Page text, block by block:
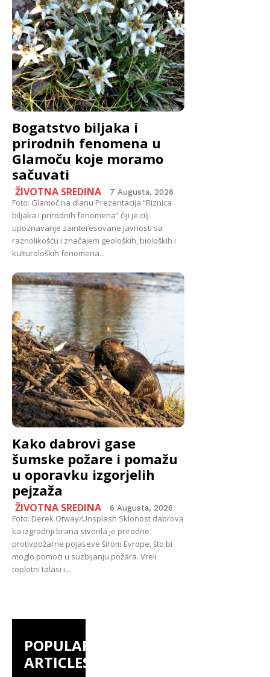
Bogatstvo biljaka i
prirodnih fenomena u
Glamoču koje moramo
sačuvati
ŽIVOTNA SREDINA 7 Augusta, 2026
Foto: Glamoč na dlanu Prezentacija “Riznica
biljaka i prirodnih fenomena” čiji je cilj
upoznavanje zainteresovane javnosti sa
raznolikošću i značajem geoloških, bioloških i
kulturoloških fenomena...
Kako dabrovi gase
šumske požare i pomažu
u oporavku izgorjelih
pejzaža
ŽIVOTNA SREDINA 6 Augusta, 2026
Foto: Derek Otway/Unsplash Sklonost dabrova
ka izgradnji brana stvorila je prirodne
protivpožarne pojaseve širom Evrope, što bi
moglo pomoći u suzbijanju požara. Vreli
toplotni talasi i...
POPULAR
ARTICLES